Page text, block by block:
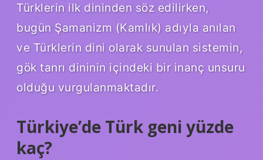
Türklerin ilk dininden söz edilirken,
bugün Şamanizm (Kamlık) adıyla anılan
ve Türklerin dini olarak sunulan sistemin,
gök tanrı dininin içindeki bir inanç unsuru
olduğu vurgulanmaktadır.
Türkiye’de Türk geni yüzde
kaç?